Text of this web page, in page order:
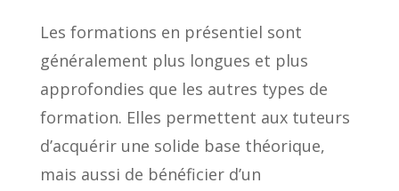
Les formations en présentiel sont
généralement plus longues et plus
approfondies que les autres types de
formation. Elles permettent aux tuteurs
d’acquérir une solide base théorique,
mais aussi de bénéficier d’un